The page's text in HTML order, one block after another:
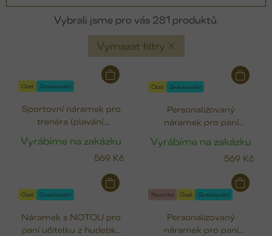
Vymazat filtry
281
Ocel Gravírování
Sportovní náramek pro
trenéra (plavání,
baseball)
Vyrábíme na zakázku
569 Kč
Ocel Gravírování
Personalizovaný
náramek pro paní
(ocel 12 mm)
Vyrábíme na zakázku
569 Kč
Ocel Gravírování
Náramek s NOTOU pro
paní učitelku z hudebky
Novinka Ocel Gravírování
Personalizovaný
náramek pro paní